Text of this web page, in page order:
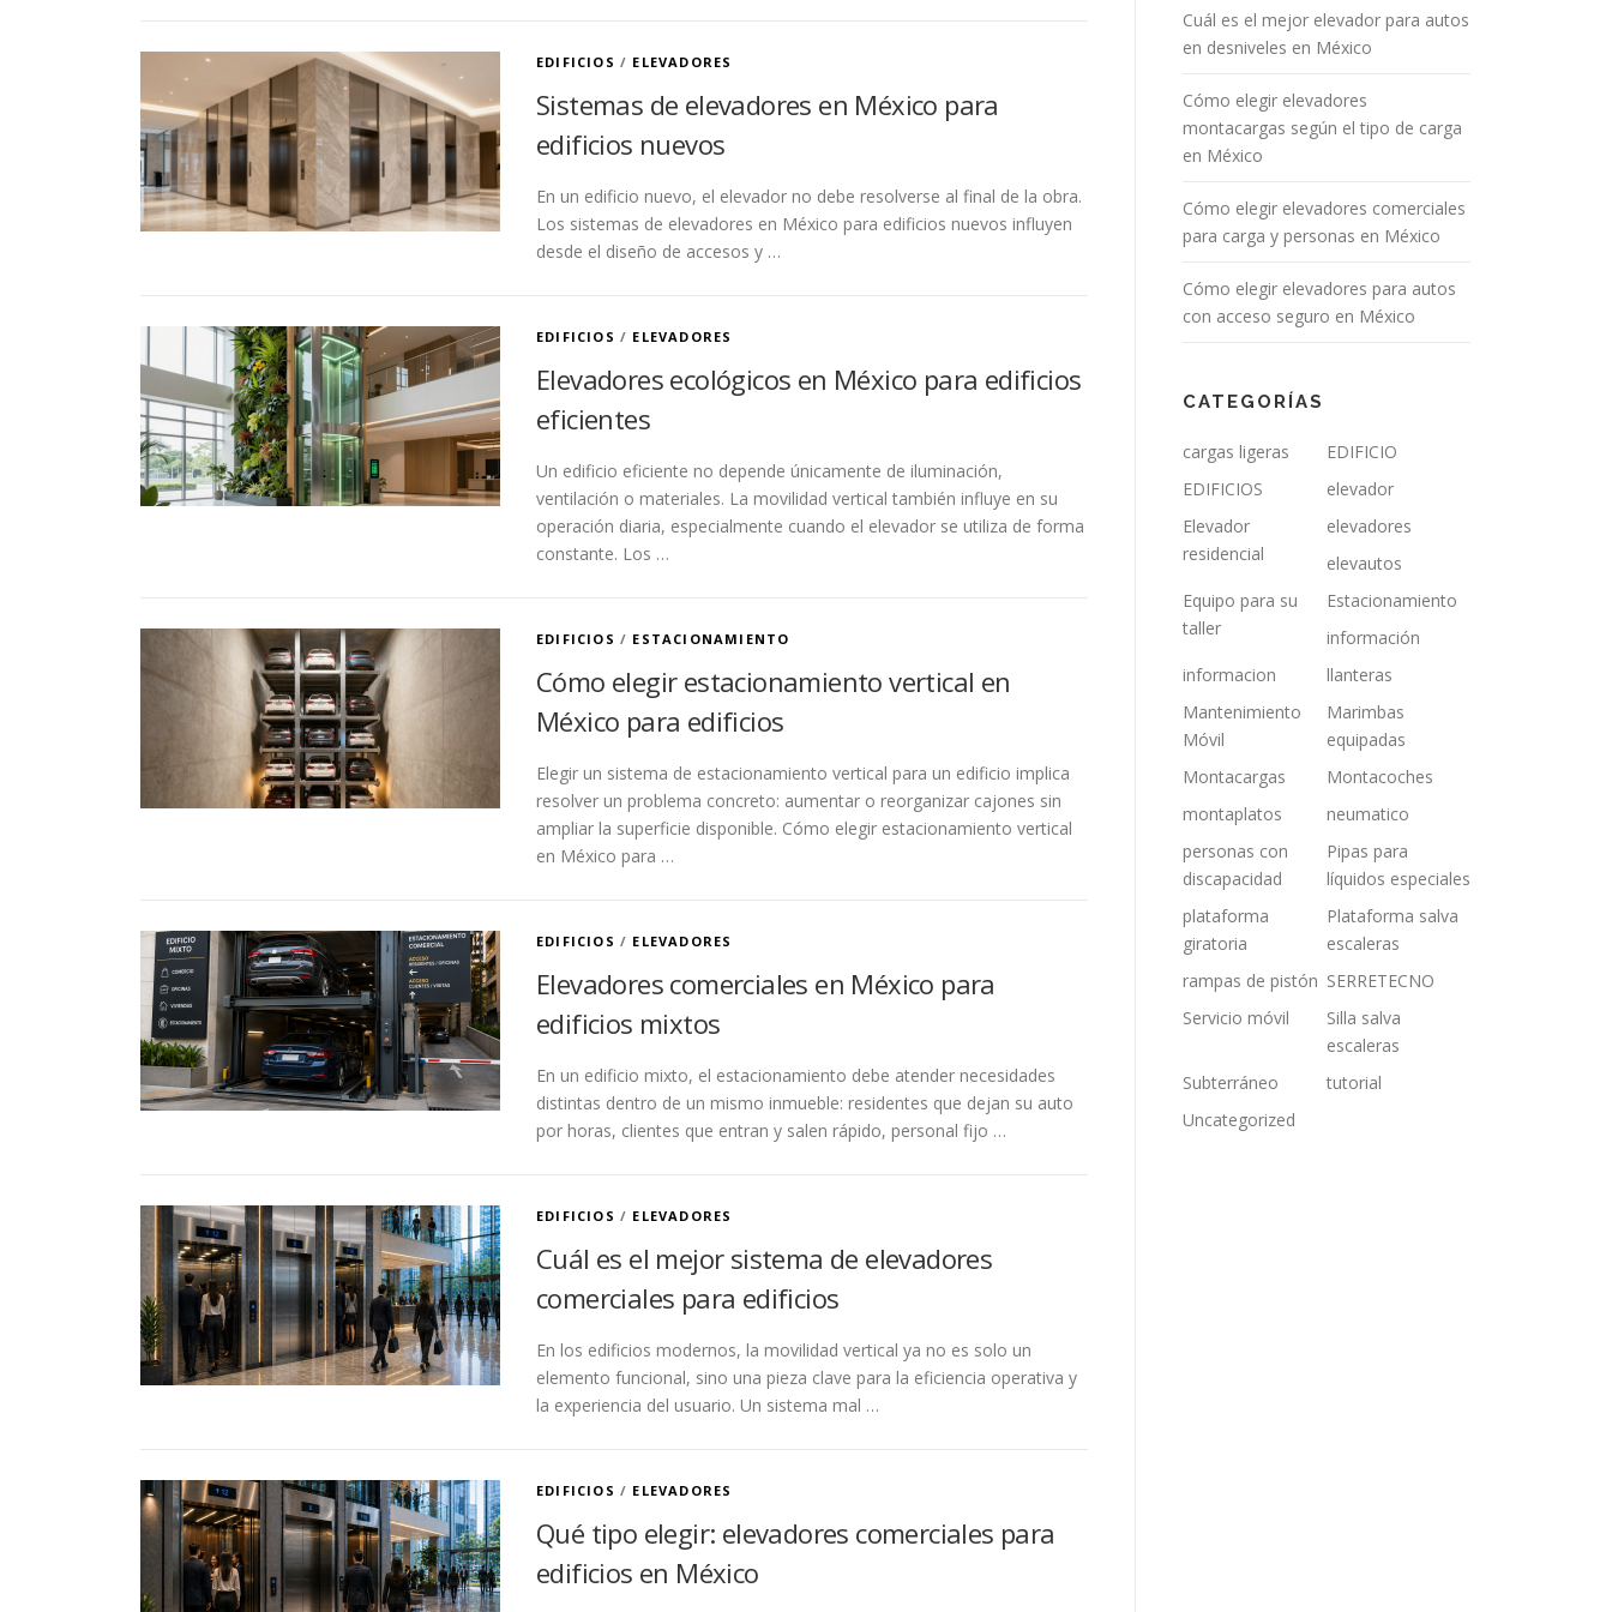
EDIFICIOS / ELEVADORES
Sistemas de elevadores en México para
edificios nuevos
En un edificio nuevo, el elevador no debe resolverse al final de la obra.
Los sistemas de elevadores en México para edificios nuevos influyen
desde el diseño de accesos y …
EDIFICIOS / ELEVADORES
Elevadores ecológicos en México para edificios
eficientes
Un edificio eficiente no depende únicamente de iluminación,
ventilación o materiales. La movilidad vertical también influye en su
operación diaria, especialmente cuando el elevador se utiliza de forma
constante. Los …
EDIFICIOS / ESTACIONAMIENTO
Cómo elegir estacionamiento vertical en
México para edificios
Elegir un sistema de estacionamiento vertical para un edificio implica
resolver un problema concreto: aumentar o reorganizar cajones sin
ampliar la superficie disponible. Cómo elegir estacionamiento vertical
en México para …
EDIFICIOS / ELEVADORES
Elevadores comerciales en México para
edificios mixtos
En un edificio mixto, el estacionamiento debe atender necesidades
distintas dentro de un mismo inmueble: residentes que dejan su auto
por horas, clientes que entran y salen rápido, personal fijo …
EDIFICIOS / ELEVADORES
Cuál es el mejor sistema de elevadores
comerciales para edificios
En los edificios modernos, la movilidad vertical ya no es solo un
elemento funcional, sino una pieza clave para la eficiencia operativa y
la experiencia del usuario. Un sistema mal …
EDIFICIOS / ELEVADORES
Qué tipo elegir: elevadores comerciales para
edificios en México
Cuál es el mejor elevador para autos
en desniveles en México
Cómo elegir elevadores
montacargas según el tipo de carga
en México
Cómo elegir elevadores comerciales
para carga y personas en México
Cómo elegir elevadores para autos
con acceso seguro en México
CATEGORÍAS
cargas ligeras
EDIFICIO
EDIFICIOS
elevador
Elevador
residencial
elevadores
elevautos
Equipo para su
taller
Estacionamiento
información
informacion
llanteras
Mantenimiento
Móvil
Marimbas
equipadas
Montacargas
Montacoches
montaplatos
neumatico
personas con
discapacidad
Pipas para
líquidos especiales
plataforma
giratoria
Plataforma salva
escaleras
rampas de pistón SERRETECNO
Servicio móvil
Silla salva
escaleras
Subterráneo
tutorial
Uncategorized